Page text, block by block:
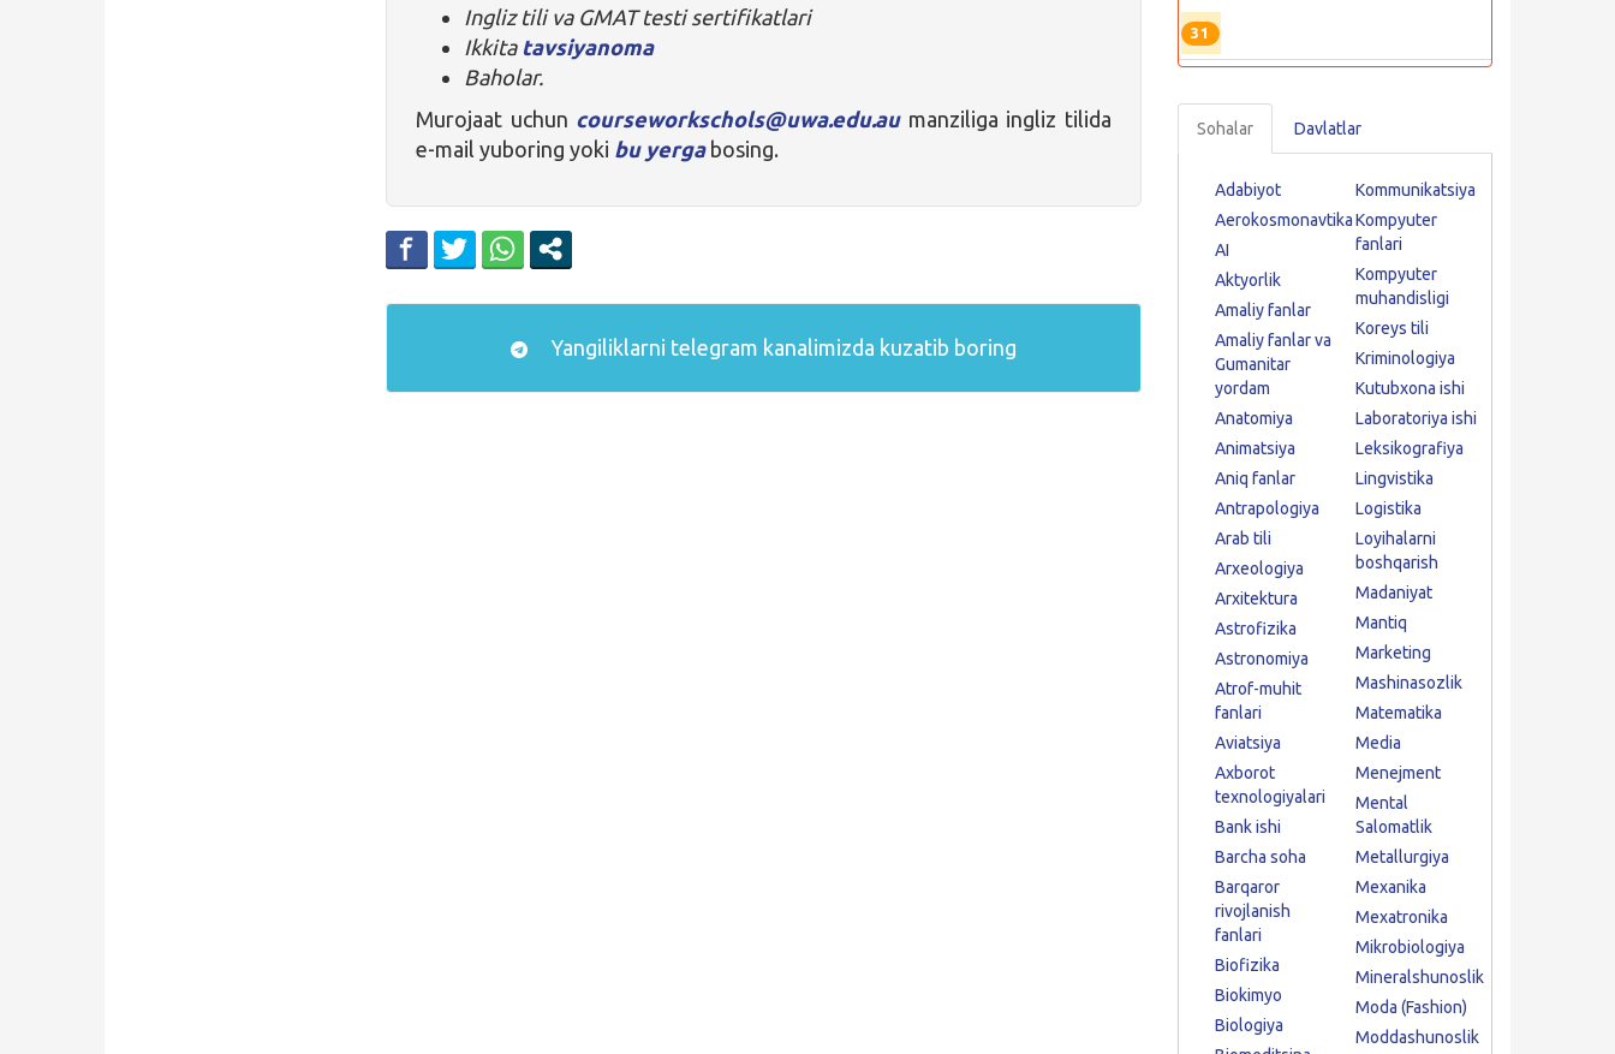
Ingliz tili va GMAT testi sertifikatlari
Ikkita tavsiyanoma
Baholar.
Murojaat uchun courseworkschols@uwa.edu.aumanziliga ingliz tilida
e-mail yuboring yoki bu yergabosing.
Yangiliklarni telegram kanalimizda kuzatib boring
31
Sohalar Davlatlar
Adabiyot
Aerokosmonavtika
AI
Aktyorlik
Amaliy fanlar
Amaliy fanlar va
Gumanitar
yordam
Anatomiya
Animatsiya
Aniq fanlar
Antrapologiya
Arab tili
Arxeologiya
Arxitektura
Astrofizika
Astronomiya
Atrof-muhit
fanlari
Aviatsiya
Axborot
texnologiyalari
Bank ishi
Barcha soha
Barqaror
rivojlanish
fanlari
Biofizika
Biokimyo
Biologiya
Kommunikatsiya
Kompyuter
fanlari
Kompyuter
muhandisligi
Koreys tili
Kriminologiya
Kutubxona ishi
Laboratoriya ishi
Leksikografiya
Lingvistika
Logistika
Loyihalarni
boshqarish
Madaniyat
Mantiq
Marketing
Mashinasozlik
Matematika
Media
Menejment
Mental
Salomatlik
Metallurgiya
Mexanika
Mexatronika
Mikrobiologiya
Mineralshunoslik
Moda (Fashion)
Moddashunoslik